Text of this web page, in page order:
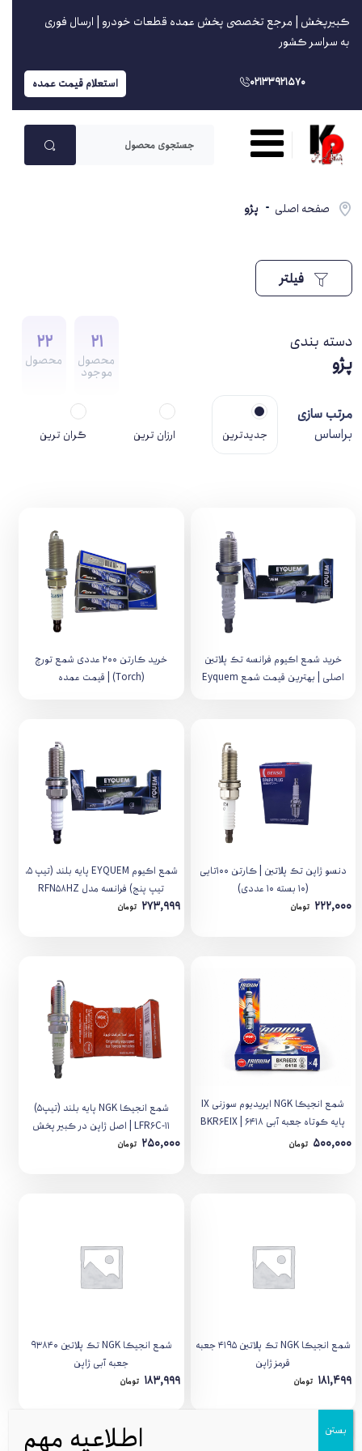
کبیرپخش | مرجع تخصصی پخش عمده قطعات خودرو | ارسال فوری
به سراسر کشور
02133921570 استعلام قیمت عمده
صفحه اصلی پژو
فیلتر
دسته بندی
پژو
21
محصول
موجود
22
محصول
مرتب سازی
براساس
جدیدترین ارزان ترین گران ترین
خرید شمع اکیوم فرانسه تک پلاتین
اصلی | بهترین قیمت شمع Eyquem
خرید کارتن ۲۰۰ عددی شمع تورچ
(Torch) | قیمت عمده
دنسو ژاپن تک پلاتین | کارتن 100تایی
(10 بسته 10 عددی)
222,000 تومان
شمع اکیوم EYQUEM پایه بلند (تيپ 5،
تیپ پنج) فرانسه مدل RFN58HZ
273,999 تومان
شمع انجیکا NGK ایریدیوم سوزنی IX
پایه کوتاه جعبه آبی ۶۴۱۸ | BKR6EIX
500,000 تومان
شمع انجیکا NGK پایه بلند (تیپ5)
LFR6C-11 | اصل ژاپن در کبیر پخش
250,000 تومان
شمع انجیکا NGK تک پلاتین ۴۱۹۵ جعبه
قرمز ژاپن
181,499 تومان
شمع انجیکا NGK تک پلاتین ۹۳۸۴۰
جعبه آبی ژاپن
183,999 تومان
اطلاعیه مهم بستن